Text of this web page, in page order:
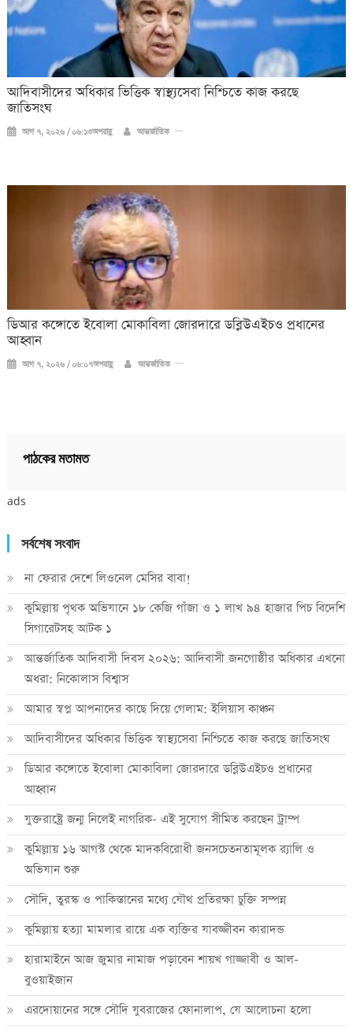
আদিবাসীদের অধিকার ভিত্তিক স্বাস্থ্যসেবা নিশ্চিতে কাজ করছে
জাতিসংঘ
আগ ৭, ২০২৬ / ০৬:১৩অপরাহ্ণ আন্তর্জাতিক
ডিআর কঙ্গোতে ইবোলা মোকাবিলা জোরদারে ডব্লিউএইচও প্রধানের
আহ্বান
আগ ৭, ২০২৬ / ০৬:০৭অপরাহ্ণ আন্তর্জাতিক
পাঠকের মতামত
ads
সর্বশেষ সংবাদ
না ফেরার দেশে লিওনেল মেসির বাবা!
কুমিল্লায় পৃথক অভিযানে ১৮ কেজি গাঁজা ও ১ লাখ ৯৪ হাজার পিচ বিদেশি
সিগারেটসহ আটক ১
আন্তর্জাতিক আদিবাসী দিবস ২০২৬: আদিবাসী জনগোষ্ঠীর অধিকার এখনো
অধরা: নিকোলাস বিশ্বাস
আমার স্বপ্ন আপনাদের কাছে দিয়ে গেলাম: ইলিয়াস কাঞ্চন
আদিবাসীদের অধিকার ভিত্তিক স্বাস্থ্যসেবা নিশ্চিতে কাজ করছে জাতিসংঘ
ডিআর কঙ্গোতে ইবোলা মোকাবিলা জোরদারে ডব্লিউএইচও প্রধানের
আহ্বান
যুক্তরাষ্ট্রে জন্ম নিলেই নাগরিক- এই সুযোগ সীমিত করছেন ট্রাম্প
কুমিল্লায় ১৬ আগস্ট থেকে মাদকবিরোধী জনসচেতনতামূলক র‍্যালি ও
অভিযান শুরু
সৌদি, তুরস্ক ও পাকিস্তানের মধ্যে যৌথ প্রতিরক্ষা চুক্তি সম্পন্ন
কুমিল্লায় হত্যা মামলার রায়ে এক ব্যক্তির যাবজ্জীবন কারাদন্ড
হারামাইনে আজ জুমার নামাজ পড়াবেন শায়খ গাজ্জাবী ও আল-
বুওয়াইজান
এরদোয়ানের সঙ্গে সৌদি যুবরাজের ফোনালাপ, যে আলোচনা হলো